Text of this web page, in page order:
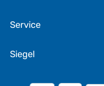
Service
Siegel